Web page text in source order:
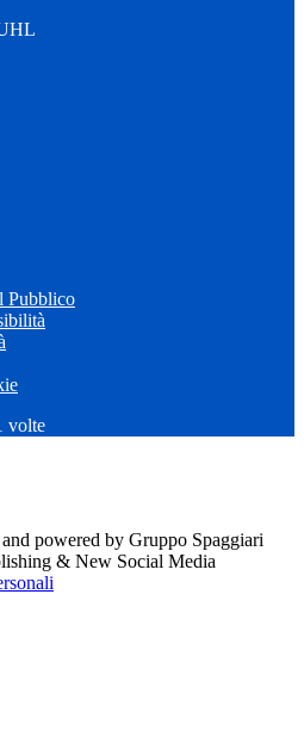
Pubblico
volte
powered by Gruppo Spaggiari
& New Social Media